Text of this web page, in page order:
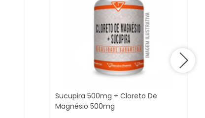
Sucupira 500mg + Cloreto De
Magnésio 500mg